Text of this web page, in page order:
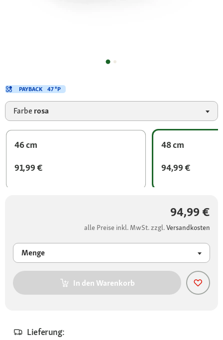
Farbe rosa
46 cm
91,99 €
48 cm
94,99 €
94,99 €
alle Preise inkl. MwSt. zzgl.Versandkosten
Menge
In den Warenkorb
Lieferung:
PAYBACK 47 °P